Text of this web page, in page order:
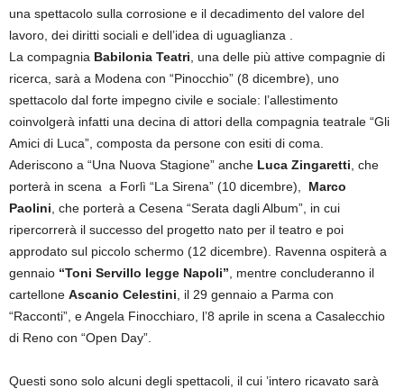
una spettacolo sulla corrosione e il decadimento del valore del
lavoro, dei diritti sociali e dell’idea di uguaglianza .
La compagnia Babilonia Teatri , una delle più attive compagnie di
ricerca, sarà a Modena con “Pinocchio” (8 dicembre), uno
spettacolo dal forte impegno civile e sociale: l’allestimento
coinvolgerà infatti una decina di attori della compagnia teatrale “Gli
Amici di Luca”, composta da persone con esiti di coma.
Aderiscono a “Una Nuova Stagione” anche Luca Zingaretti , che
porterà in scena a Forlì “La Sirena” (10 dicembre), Marco
Paolini , che porterà a Cesena “Serata dagli Album”, in cui
ripercorrerà il successo del progetto nato per il teatro e poi
approdato sul piccolo schermo (12 dicembre). Ravenna ospiterà a
gennaio “Toni Servillo legge Napoli” , mentre concluderanno il
cartellone Ascanio Celestini , il 29 gennaio a Parma con
“Racconti”, e Angela Finocchiaro, l’8 aprile in scena a Casalecchio
di Reno con “Open Day”.
Questi sono solo alcuni degli spettacoli, il cui ’intero ricavato sarà